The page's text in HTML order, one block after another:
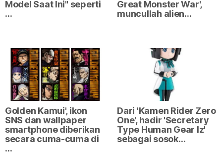
Model Saat Ini" seperti
…
Great Monster War',
muncullah alien…
Golden Kamui', ikon
SNS dan wallpaper
smartphone diberikan
secara cuma-cuma di
…
Dari 'Kamen Rider Zero
One', hadir 'Secretary
Type Human Gear Iz'
sebagai sosok…